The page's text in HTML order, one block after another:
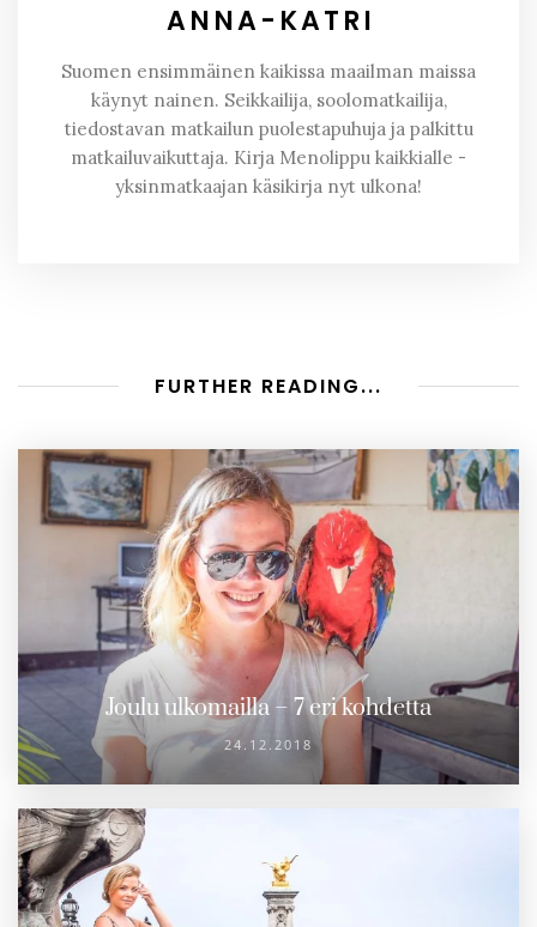
ANNA-KATRI
Suomen ensimmäinen kaikissa maailman maissa
käynyt nainen. Seikkailija, soolomatkailija,
tiedostavan matkailun puolestapuhuja ja palkittu
matkailuvaikuttaja. Kirja Menolippu kaikkialle -
yksinmatkaajan käsikirja nyt ulkona!
FURTHER READING...
Joulu ulkomailla – 7 eri kohdetta
24.12.2018